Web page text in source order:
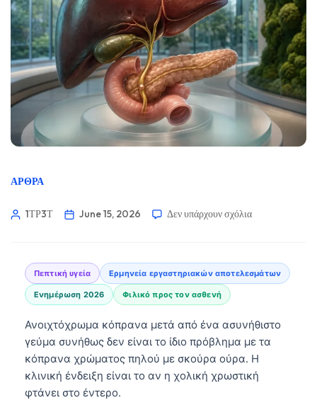
ΆΡΘΡΑ
1ΤΡ3Τ June 15, 2026 Δεν υπάρχουν σχόλια
Πεπτική υγεία Ερμηνεία εργαστηριακών αποτελεσμάτων
Ενημέρωση 2026 Φιλικό προς τον ασθενή
Ανοιχτόχρωμα κόπρανα μετά από ένα ασυνήθιστο
γεύμα συνήθως δεν είναι το ίδιο πρόβλημα με τα
κόπρανα χρώματος πηλού με σκούρα ούρα. Η
κλινική ένδειξη είναι το αν η χολική χρωστική
φτάνει στο έντερο.